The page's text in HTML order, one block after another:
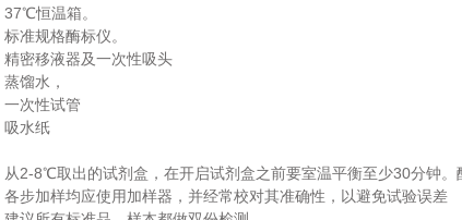
37℃恒温箱。
标准规格酶标仪。
精密移液器及一次性吸头
蒸馏水，
一次性试管
吸水纸
从2-8℃取出的试剂盒，在开启试剂盒之前要室温平衡至少30分钟。
各步加样均应使用加样器，并经常校对其准确性，以避免试验误差